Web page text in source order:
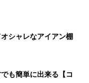
シャレなアイアン棚
も簡単に出来る【コ